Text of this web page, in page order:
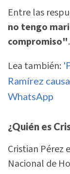
Entre las
no tengo
compromiso".
Lea también:
Ramírez
WhatsApp
¿Quién es
Cristian Pérez
Nacional de